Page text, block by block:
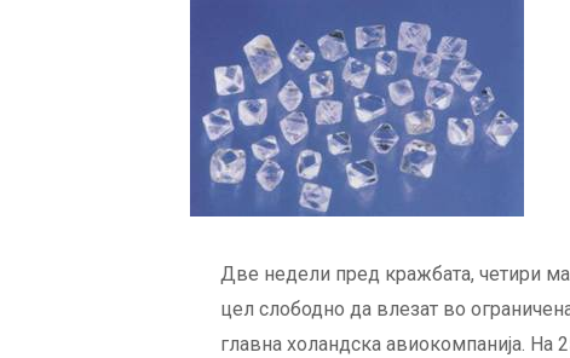
Две недели пред кражбата, четири
цел слободно да влезат во
главна холандска авиокомпанија. На